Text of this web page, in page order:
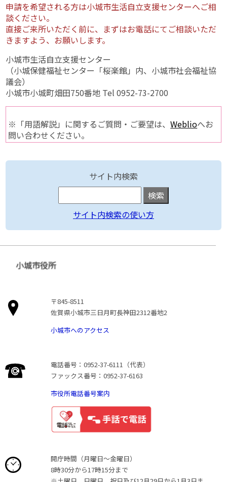
申請を希望される方は小城市生活自立支援センターへご相
談ください。
直接ご来所いただく前に、まずはお電話にてご相談いただ
きますよう、お願いします。
小城市生活自立支援センター
（小城保健福祉センター「桜楽館」内、小城市社会福祉協
議会）
小城市小城町畑田750番地 Tel 0952-73-2700
※「用語解説」に関するご質問・ご要望は、Weblioへお
問い合わせください。
サイト内検索
サイト内検索の使い方
小城市役所
〒845-8511
佐賀県小城市三日月町長神田2312番地2
小城市へのアクセス
電話番号：0952-37-6111（代表）
ファックス番号：0952-37-6163
市役所電話番号案内
開庁時間（月曜日〜金曜日）
8時30分から17時15分まで